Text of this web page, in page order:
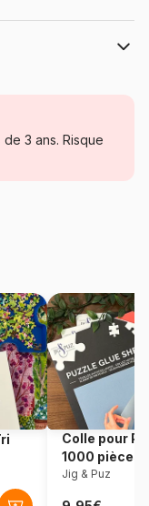
du Monde et
8220-0557
3 ans. Risque
Colle pour
1000 pièces
Jig & Puz